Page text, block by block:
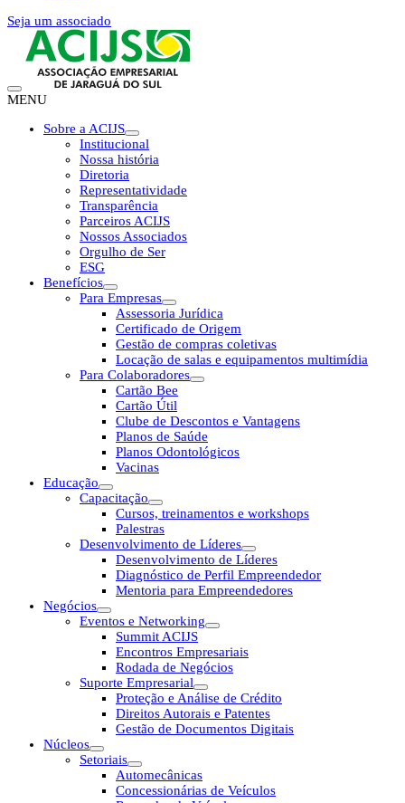
Seja um associado
MENU
Sobre a ACIJS
Institucional
Nossa história
Diretoria
Representatividade
Transparência
Parceiros ACIJS
Nossos Associados
Orgulho de Ser
ESG
Benefícios
Para Empresas
Assessoria Jurídica
Certificado de Origem
Gestão de compras coletivas
Locação de salas e equipamentos multimídia
Para Colaboradores
Cartão Bee
Cartão Útil
Clube de Descontos e Vantagens
Planos de Saúde
Planos Odontológicos
Vacinas
Educação
Capacitação
Cursos, treinamentos e workshops
Palestras
Desenvolvimento de Líderes
Desenvolvimento de Líderes
Diagnóstico de Perfil Empreendedor
Mentoria para Empreendedores
Negócios
Eventos e Networking
Summit ACIJS
Encontros Empresariais
Rodada de Negócios
Suporte Empresarial
Proteção e Análise de Crédito
Direitos Autorais e Patentes
Gestão de Documentos Digitais
Núcleos
Setoriais
Automecânicas
Concessionárias de Veículos